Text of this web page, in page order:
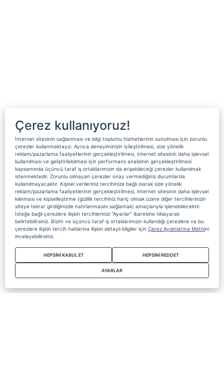
Çerez kullanıyoruz!
İnternet sitesinin sağlanması ve bilgi toplumu hizmetlerinin sunulması için zorunlu
çerezler kullanmaktayız. Ayrıca deneyiminizin iyileştirilmesi, size yönelik
reklam/pazarlama faaliyetlerinin gerçekleştirilmesi, internet sitesinin daha işlevsel
kullanılması ve geliştirilebilmesi için performans analizinin gerçekleştirilmesi
kapsamında üçüncü taraf iş ortaklarımızın da erişebileceği çerezler kullanılmak
istenmektedir. Zorunlu olmayan çerezler onay vermediğiniz durumlarda
kullanılmayacaktır. Kişisel verileriniz tercihinize bağlı olarak size yönelik
reklam/pazarlama faaliyetlerinin gerçekleştirilmesi, internet sitesinin daha işlevsel
kılınması ve kişiselleştirme (gizlilik tercihiniz hariç olmak üzere diğer tercihlerinizin
siteye tekrar girdiğinizde hatırlanmasını sağlamak) amaçlarıyla işlenebilecektir.
İsteğe bağlı çerezlere ilişkin tercihlerinizi “Ayarlar” ibaresine tıklayarak
belirtebilirsiniz. Bizim ve üçüncü taraf iş ortaklarımızın kullandığı çerezlere ve bu
çerezlere ilişkin tercih haklarına ilişkin detaylı bilgiler için Çerez Aydınlatma Metnini
inceleyebilirsiniz.
HEPSİNİ KABUL ET HEPSİNİ REDDET
AYARLAR